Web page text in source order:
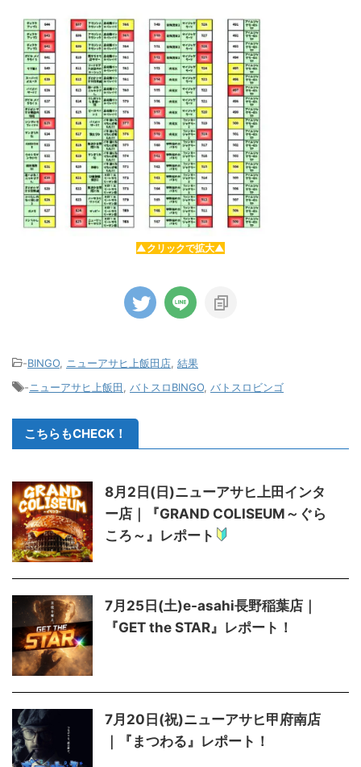
▲クリックで拡大▲
-BINGO ニューアサヒ上飯田店 結果
-ニューアサヒ上飯田 バトスロBINGO バトスロビンゴ
こちらもCHECK！
8月2日(日)ニューアサヒ上田インタ
ー店｜『GRAND COLISEUM～ぐら
ころ～』レポート
7月25日(土)e-asahi長野稲葉店｜
『GET the STAR』レポート！
7月20日(祝)ニューアサヒ甲府南店
｜『まつわる』レポート！